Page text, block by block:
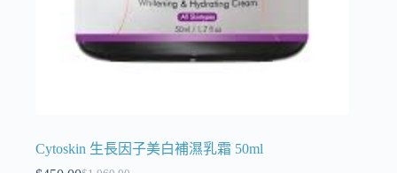
Cytoskin 生長因子美白補濕乳霜 50ml